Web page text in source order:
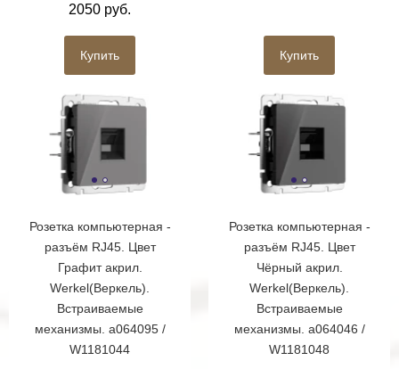
2050 руб.
Купить Купить
Розетка компьютерная -
разъём RJ45. Цвет
Графит акрил.
Werkel(Веркель).
Встраиваемые
механизмы. a064095 /
W1181044
Розетка компьютерная -
разъём RJ45. Цвет
Чёрный акрил.
Werkel(Веркель).
Встраиваемые
механизмы. a064046 /
W1181048